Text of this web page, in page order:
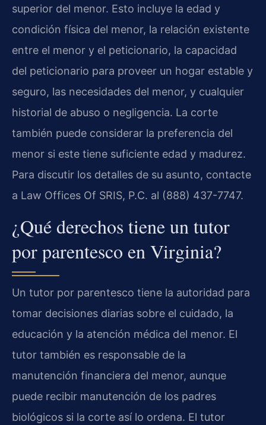
superior del menor. Esto incluye la edad y
condición física del menor, la relación existente
entre el menor y el peticionario, la capacidad
del peticionario para proveer un hogar estable y
seguro, las necesidades del menor, y cualquier
historial de abuso o negligencia. La corte
también puede considerar la preferencia del
menor si este tiene suficiente edad y madurez.
Para discutir los detalles de su asunto, contacte
a Law Offices Of SRIS, P.C. al (888) 437-7747.
¿Qué derechos tiene un tutor
por parentesco en Virginia?
Un tutor por parentesco tiene la autoridad para
tomar decisiones diarias sobre el cuidado, la
educación y la atención médica del menor. El
tutor también es responsable de la
manutención financiera del menor, aunque
puede recibir manutención de los padres
biológicos si la corte así lo ordena. El tutor